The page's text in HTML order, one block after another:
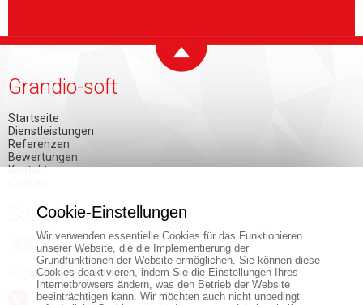
Grandio-soft
Startseite
Dienstleistungen
Referenzen
Bewertungen
Kontakt
Soziale Netzwerke
Kontakt
+421 903 150 884
Cookie-Einstellungen
Wir verwenden essentielle Cookies für das Funktionieren
unserer Website, die die Implementierung der
Grundfunktionen der Website ermöglichen. Sie können diese
Cookies deaktivieren, indem Sie die Einstellungen Ihres
Internetbrowsers ändern, was den Betrieb der Website
beeinträchtigen kann. Wir möchten auch nicht unbedingt